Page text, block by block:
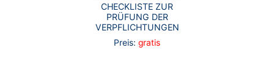
CHECKLISTE ZUR
PRÜFUNG DER
VERPFLICHTUNGEN
Preis: gratis